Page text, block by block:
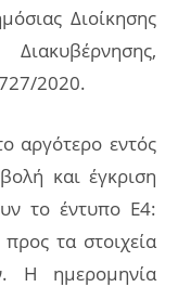
Διοίκησης
2020.
αργότερο εντός
και έγκριση
το έντυπο Ε4:
τα στοιχεία
Η ημερομηνία